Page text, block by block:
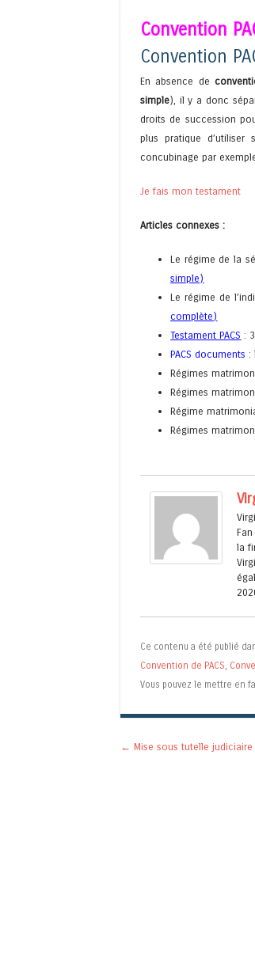
Convention
Convention
En absence de
simple), il y a donc
droits de succession
plus pratique
concubinage par
Je fais mon testament
Articles connexes :
Le régime de la
simple)
Le régime de
complète)
Testament PACS :
PACS documents :
Régimes
Régimes
Régime
Régimes
la
Ce contenu a été publié
Convention de PACS,
Vous pouvez le mettre en
Navigation
← Mise sous tutelle judiciaire